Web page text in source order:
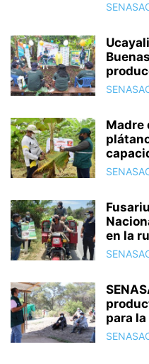
Madre
en la
para